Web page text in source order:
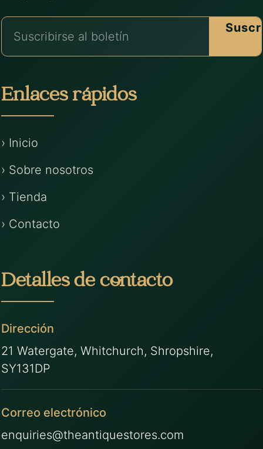
Enlaces rápidos
› Inicio
› Sobre nosotros
› Tienda
› Contacto
Detalles de contacto
Dirección
21 Watergate, Whitchurch, Shropshire,
SY131DP
Correo electrónico
enquiries@theantiquestores.com